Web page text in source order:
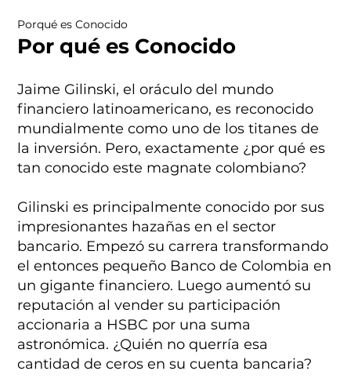
Porqué es Conocido
Por qué es Conocido
Jaime Gilinski, el oráculo del mundo
financiero latinoamericano, es reconocido
mundialmente como uno de los titanes de
la inversión. Pero, exactamente ¿por qué es
tan conocido este magnate colombiano?
Gilinski es principalmente conocido por sus
impresionantes hazañas en el sector
bancario. Empezó su carrera transformando
el entonces pequeño Banco de Colombia en
un gigante financiero. Luego aumentó su
reputación al vender su participación
accionaria a HSBC por una suma
astronómica. ¿Quién no querría esa
cantidad de ceros en su cuenta bancaria?